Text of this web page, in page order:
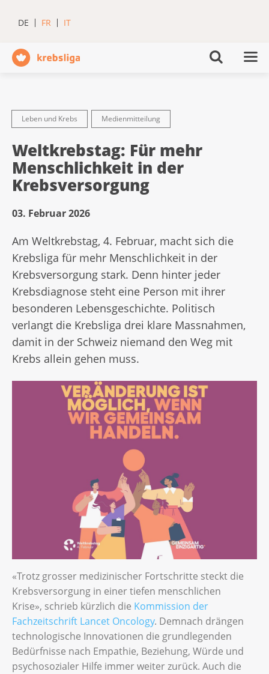
DE FR IT
Leben und Krebs Medienmitteilung
Weltkrebstag: Für mehr
Menschlichkeit in der
Krebsversorgung
03. Februar 2026
Am Weltkrebstag, 4. Februar, macht sich die
Krebsliga für mehr Menschlichkeit in der
Krebsversorgung stark. Denn hinter jeder
Krebsdiagnose steht eine Person mit ihrer
besonderen Lebensgeschichte. Politisch
verlangt die Krebsliga drei klare Massnahmen,
damit in der Schweiz niemand den Weg mit
Krebs allein gehen muss.
«Trotz grosser medizinischer Fortschritte steckt die
Krebsversorgung in einer tiefen menschlichen
Krise», schrieb kürzlich die Kommission der
Fachzeitschrift Lancet Oncology. Demnach drängen
technologische Innovationen die grundlegenden
Bedürfnisse nach Empathie, Beziehung, Würde und
psychosozialer Hilfe immer weiter zurück. Auch die